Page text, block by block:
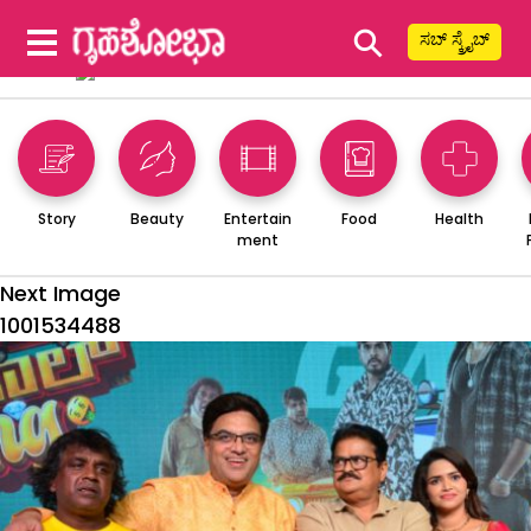
⚲ ಸಬ್ ಸ್ಕ್ರೈಬ್
Story Beauty
Entertain
ment
Food Health
Next Image
1001534488